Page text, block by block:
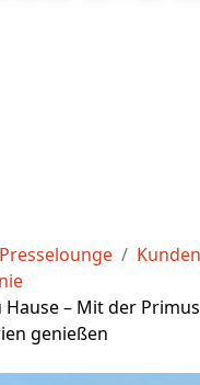
Presselounge
Kunden
Hause – Mit der
genießen